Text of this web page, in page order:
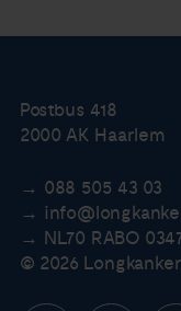
Postbus 418
2000 AK Haarlem
088 505 43 03
NL70 RABO
© 2026